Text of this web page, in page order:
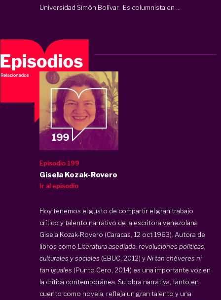
Universidad Simón Bolívar. Es columnista en ...
Episodio 199
Gisela Kozak-Rovero
Ir al episodio
Hoy tenemos el gusto de compartir el gran trabajo
crítico y talento narrativo de la escritora venezolana
Gisela Kozak-Rovero (Caracas, 12 oct 1963). Autora de
libros como Literatura asediada: revoluciones políticas,
culturales y sociales (EBUC, 2012) y Ni tan chéveres ni
tan iguales (Punto Cero, 2014) es una importante voz en
la crítica contemporánea. Su obra narrativa, tanto en
cuento como novela, refleja un gran talento y una